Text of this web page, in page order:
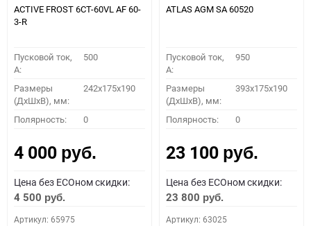
ПОДОБРАТЬ
Как определить полярность?
0 - обратная 1 - прямая 3 - обратная 4 - прямая
ACTIVE FROST 6СТ-60VL АF 60-
3-R
Пусковой ток,
A:
500
Размеры
(ДхШхВ), мм:
242x175x190
Полярность: 0
4 000 руб.
Цена без ECOном скидки:
4 500 руб.
Артикул: 65975
ATLAS AGM SA 60520
Пусковой ток,
A:
950
Размеры
(ДхШхВ), мм:
393x175x190
Полярность: 0
23 100 руб.
Цена без ECOном скидки:
23 800 руб.
Артикул: 63025